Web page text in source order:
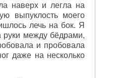
наверх и легла на
выпуклость моего
лечь на бок. Я
руки между бёдрами,
и пробовала
даже на несколько